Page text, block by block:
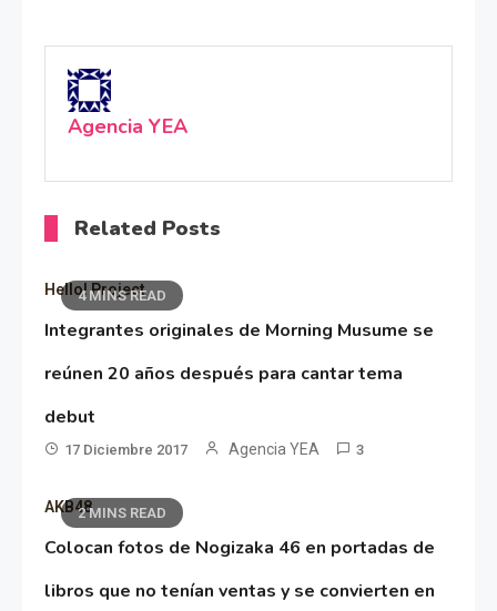
Agencia YEA
Related Posts
4 MINS READ
Hello! Project
Integrantes originales de Morning Musume se
reúnen 20 años después para cantar tema
debut
17 Diciembre 2017 Agencia YEA 3
2 MINS READ
AKB48
Colocan fotos de Nogizaka 46 en portadas de
libros que no tenían ventas y se convierten en